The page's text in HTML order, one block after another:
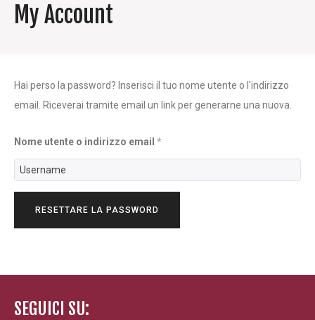
My Account
Hai perso la password? Inserisci il tuo nome utente o l'indirizzo
email. Riceverai tramite email un link per generarne una nuova.
Nome utente o indirizzo email *Richiesto
RESETTARE LA PASSWORD
SEGUICI SU: